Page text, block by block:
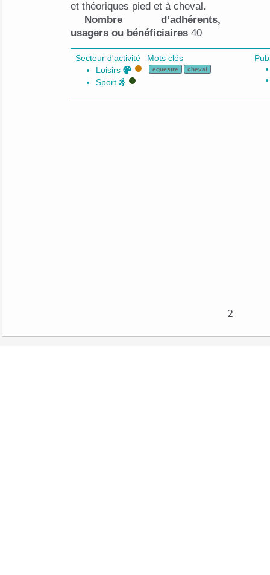
et théoriques pied et à cheval.
Nombre d’adhérents,
usagers ou bénéficiaires 40
Secteur d'activité
Loisirs
Sport
Mots clés
equestre cheval